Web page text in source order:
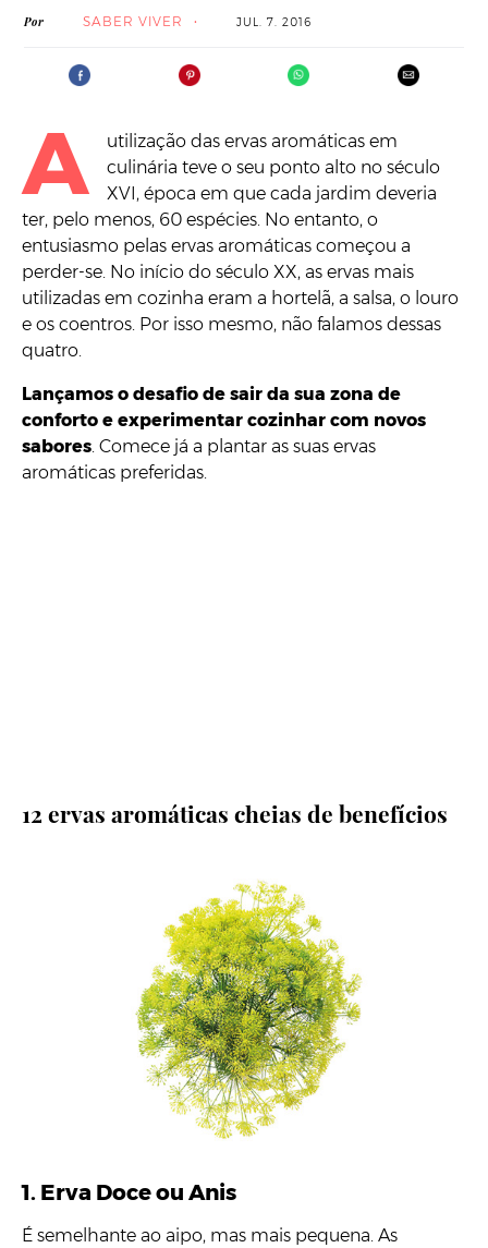
Por SABER VIVER JUL. 7. 2016
A
utilização das ervas aromáticas em
culinária teve o seu ponto alto no século
XVI, época em que cada jardim deveria
ter, pelo menos, 60 espécies. No entanto, o
entusiasmo pelas ervas aromáticas começou a
perder-se. No início do século XX, as ervas mais
utilizadas em cozinha eram a hortelã, a salsa, o louro
e os coentros. Por isso mesmo, não falamos dessas
quatro.
Lançamos o desafio de sair da sua zona de
conforto e experimentar cozinhar com novos
sabores. Comece já a plantar as suas ervas
aromáticas preferidas.
12 ervas aromáticas cheias de benefícios
1. Erva Doce ou Anis
É semelhante ao aipo, mas mais pequena. As